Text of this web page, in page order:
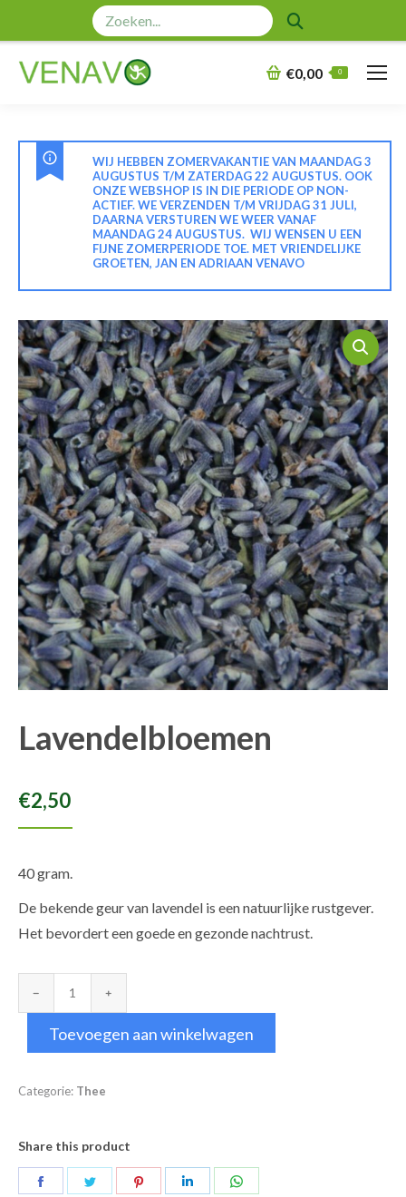
Zoeken:
€0,00 0
WIJ HEBBEN ZOMERVAKANTIE VAN MAANDAG 3
AUGUSTUS T/M ZATERDAG 22 AUGUSTUS. OOK
ONZE WEBSHOP IS IN DIE PERIODE OP NON-
ACTIEF. WE VERZENDEN T/M VRIJDAG 31 JULI,
DAARNA VERSTUREN WE WEER VANAF
MAANDAG 24 AUGUSTUS. WIJ WENSEN U EEN
FIJNE ZOMERPERIODE TOE. MET VRIENDELIJKE
GROETEN, JAN EN ADRIAAN VENAVO
Lavendelbloemen
€2,50
40 gram.
De bekende geur van lavendel is een natuurlijke rustgever.
Het bevordert een goede en gezonde nachtrust.
Lavendelbloemen
aantal
Toevoegen aan winkelwagen
Categorie: Thee
Share this product